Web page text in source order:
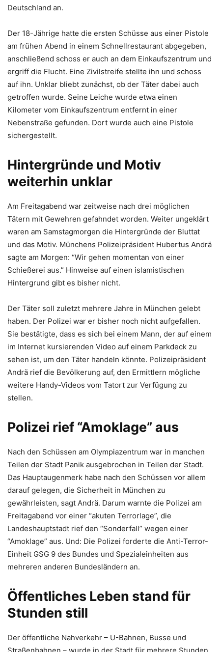
Deutschland an.
Der 18-Jährige hatte die ersten Schüsse aus einer Pistole
am frühen Abend in einem Schnellrestaurant abgegeben,
anschließend schoss er auch an dem Einkaufszentrum und
ergriff die Flucht. Eine Zivilstreife stellte ihn und schoss
auf ihn. Unklar bliebt zunächst, ob der Täter dabei auch
getroffen wurde. Seine Leiche wurde etwa einen
Kilometer vom Einkaufszentrum entfernt in einer
Nebenstraße gefunden. Dort wurde auch eine Pistole
sichergestellt.
Hintergründe und Motiv
weiterhin unklar
Am Freitagabend war zeitweise nach drei möglichen
Tätern mit Gewehren gefahndet worden. Weiter ungeklärt
waren am Samstagmorgen die Hintergründe der Bluttat
und das Motiv. Münchens Polizeipräsident Hubertus Andrä
sagte am Morgen: “Wir gehen momentan von einer
Schießerei aus.” Hinweise auf einen islamistischen
Hintergrund gibt es bisher nicht.
Der Täter soll zuletzt mehrere Jahre in München gelebt
haben. Der Polizei war er bisher noch nicht aufgefallen.
Sie bestätigte, dass es sich bei einem Mann, der auf einem
im Internet kursierenden Video auf einem Parkdeck zu
sehen ist, um den Täter handeln könnte. Polizeipräsident
Andrä rief die Bevölkerung auf, den Ermittlern mögliche
weitere Handy-Videos vom Tatort zur Verfügung zu
stellen.
Polizei rief “Amoklage” aus
Nach den Schüssen am Olympiazentrum war in manchen
Teilen der Stadt Panik ausgebrochen in Teilen der Stadt.
Das Hauptaugenmerk habe nach den Schüssen vor allem
darauf gelegen, die Sicherheit in München zu
gewährleisten, sagt Andrä. Darum warnte die Polizei am
Freitagabend vor einer “akuten Terrorlage”, die
Landeshauptstadt rief den “Sonderfall” wegen einer
“Amoklage” aus. Und: Die Polizei forderte die Anti-Terror-
Einheit GSG 9 des Bundes und Spezialeinheiten aus
mehreren anderen Bundesländern an.
Öffentliches Leben stand für
Stunden still
Der öffentliche Nahverkehr – U-Bahnen, Busse und